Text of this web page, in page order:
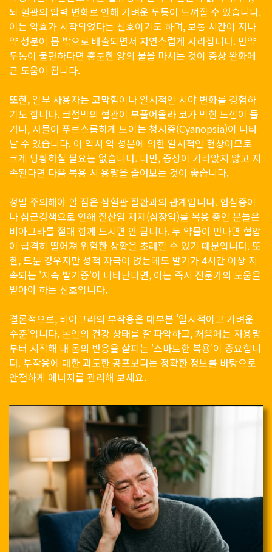
뇌 혈관의 압력 변화로 인해 가벼운 두통이 느껴질 수 있습니다.
이는 약효가 시작되었다는 신호이기도 하며, 보통 시간이 지나
약 성분이 몸 밖으로 배출되면서 자연스럽게 사라집니다. 만약
두통이 불편하다면 충분한 양의 물을 마시는 것이 증상 완화에
큰 도움이 됩니다.
또한, 일부 사용자는 코막힘이나 일시적인 시야 변화를 경험하
기도 합니다. 코점막의 혈관이 부풀어올라 코가 막힌 느낌이 들
거나, 사물이 푸르스름하게 보이는 청시증(Cyanopsia)이 나타
날 수 있습니다. 이 역시 약 성분에 의한 일시적인 현상이므로
크게 당황하실 필요는 없습니다. 다만, 증상이 가라앉지 않고 지
속된다면 다음 복용 시 용량을 줄여보는 것이 좋습니다.
정말 주의해야 할 점은 심혈관 질환과의 관계입니다. 협심증이
나 심근경색으로 인해 질산염 제제(심장약)를 복용 중인 분들은
비아그라를 절대 함께 드시면 안 됩니다. 두 약물이 만나면 혈압
이 급격히 떨어져 위험한 상황을 초래할 수 있기 때문입니다. 또
한, 드문 경우지만 성적 자극이 없는데도 발기가 4시간 이상 지
속되는 '지속 발기증'이 나타난다면, 이는 즉시 전문가의 도움을
받아야 하는 신호입니다.
결론적으로, 비아그라의 부작용은 대부분 '일시적이고 가벼운
수준'입니다. 본인의 건강 상태를 잘 파악하고, 처음에는 저용량
부터 시작해 내 몸의 반응을 살피는 '스마트한 복용'이 중요합니
다. 부작용에 대한 과도한 공포보다는 정확한 정보를 바탕으로
안전하게 에너지를 관리해 보세요.